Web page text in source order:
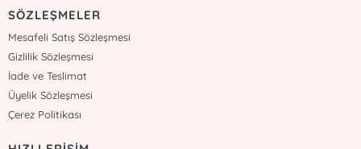
SÖZLEŞMELER
Mesafeli Satış Sözleşmesi
Gizlilik Sözleşmesi
İade ve Teslimat
Üyelik Sözleşmesi
Çerez Politikası